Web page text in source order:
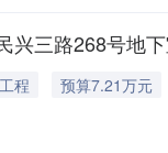
兴三路268号地
工程
预算7.21万元